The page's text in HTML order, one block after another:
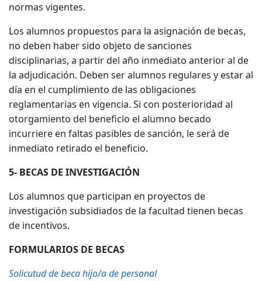
normas vigentes.
Los alumnos propuestos para la asignación de becas,
no deben haber sido objeto de sanciones
disciplinarias, a partir del año inmediato anterior al de
la adjudicación. Deben ser alumnos regulares y estar al
día en el cumplimiento de las obligaciones
reglamentarias en vigencia. Si con posterioridad al
otorgamiento del beneficio el alumno becado
incurriere en faltas pasibles de sanción, le será de
inmediato retirado el beneficio.
5- BECAS DE INVESTIGACIÓN
Los alumnos que participan en proyectos de
investigación subsidiados de la facultad tienen becas
de incentivos.
FORMULARIOS DE BECAS
Solicutud de beca hijo/a de personal